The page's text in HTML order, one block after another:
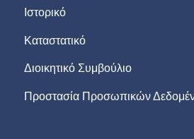
Ιστορικό
Καταστατικό
Διοικητικό Συμβούλιο
Προστασία Προσωπικών